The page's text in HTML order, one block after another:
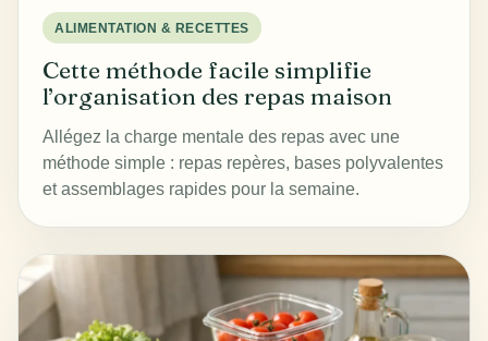
ALIMENTATION & RECETTES
Cette méthode facile simplifie
l’organisation des repas maison
Allégez la charge mentale des repas avec une
méthode simple : repas repères, bases polyvalentes
et assemblages rapides pour la semaine.